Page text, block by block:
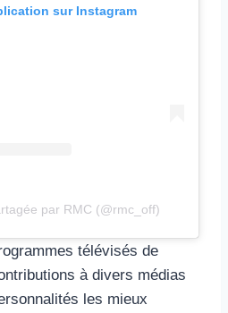
sur Instagram
par RMC (@rmc_off)
télévisés de
à divers médias
les mieux